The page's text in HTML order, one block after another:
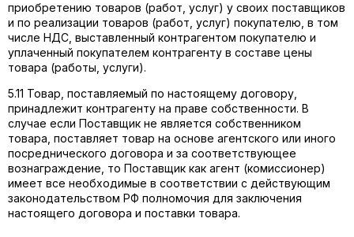
приобретению товаров (работ, услуг) у своих поставщиков
и по реализации товаров (работ, услуг) покупателю, в том
числе НДС, выставленный контрагентом покупателю и
уплаченный покупателем контрагенту в составе цены
товара (работы, услуги).
5.11 Товар, поставляемый по настоящему договору,
принадлежит контрагенту на праве собственности. В
случае если Поставщик не является собственником
товара, поставляет товар на основе агентского или иного
посреднического договора и за соответствующее
вознаграждение, то Поставщик как агент (комиссионер)
имеет все необходимые в соответствии с действующим
законодательством РФ полномочия для заключения
настоящего договора и поставки товара.